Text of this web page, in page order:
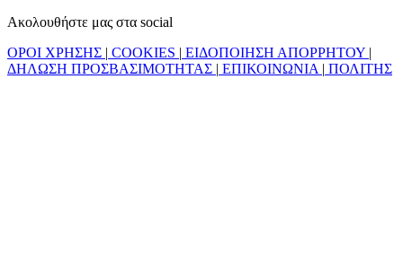
Ακολουθήστε μας στα social
ΟΡΟΙ ΧΡΗΣΗΣ | COOKIES | ΕΙΔΟΠΟΙΗΣΗ ΑΠΟΡΡΗΤΟΥ |
ΔΗΛΩΣΗ ΠΡΟΣΒΑΣΙΜΟΤΗΤΑΣ | ΕΠΙΚΟΙΝΩΝΙΑ | ΠΟΛΙΤΗΣ